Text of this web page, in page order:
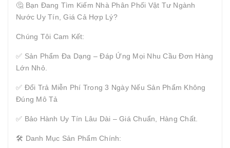
🤔 Bạn Đang Tìm Kiếm Nhà Phân Phối Vật Tư Ngành
Nước Uy Tín, Giá Cả Hợp Lý?
Chúng Tôi Cam Kết:
✅ Sản Phẩm Đa Dạng – Đáp Ứng Mọi Nhu Cầu Đơn Hàng
Lớn Nhỏ.
✅ Đổi Trả Miễn Phí Trong 3 Ngày Nếu Sản Phẩm Không
Đúng Mô Tả
✅ Bảo Hành Uy Tín Lâu Dài – Giá Chuẩn, Hàng Chất.
🛠 Danh Mục Sản Phẩm Chính: